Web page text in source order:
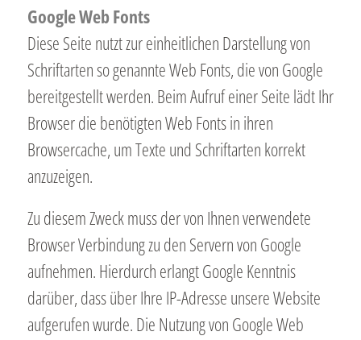
Google Web Fonts
Diese Seite nutzt zur einheitlichen Darstellung von
Schriftarten so genannte Web Fonts, die von Google
bereitgestellt werden. Beim Aufruf einer Seite lädt Ihr
Browser die benötigten Web Fonts in ihren
Browsercache, um Texte und Schriftarten korrekt
anzuzeigen.
Zu diesem Zweck muss der von Ihnen verwendete
Browser Verbindung zu den Servern von Google
aufnehmen. Hierdurch erlangt Google Kenntnis
darüber, dass über Ihre IP-Adresse unsere Website
aufgerufen wurde. Die Nutzung von Google Web